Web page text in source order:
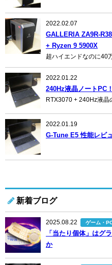
2022.02.07
GALLERIA ZA9R-
+ Ryzen 9 5900X
超ハイエンドなのに40
2022.01.22
240Hz液晶ノートPC
RTX3070 + 240Hz液晶
2022.01.19
G-Tune E5 性能レビ
新着ブログ
2025.08.22 ゲーム・
「当たり個体」はグ
か